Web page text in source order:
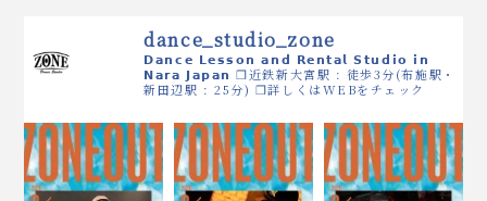
dance_studio_zone
𝗗𝗮𝗻𝗰𝗲 𝗟𝗲𝘀𝘀𝗼𝗻 𝗮𝗻𝗱 𝗥𝗲𝗻𝘁𝗮𝗹 𝗦𝘁𝘂𝗱𝗶𝗼 𝗶𝗻
𝗡𝗮𝗿𝗮 𝗝𝗮𝗽𝗮𝗻❒近鉄新大宮駅 : 徒歩3分(布施駅・
新田辺駅 : 25分) ❒詳しくはWEBをチェック